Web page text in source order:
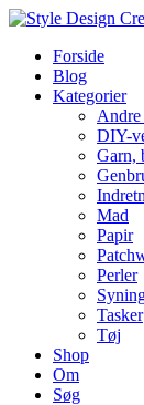
Forside
Blog
Kategorier
Andre
DIY-
Garn,
Mad
Papir
Perler
Tasker
Tøj
Shop
Om
Søg